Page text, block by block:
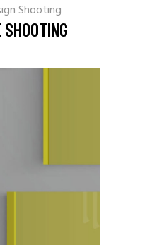
Shooting